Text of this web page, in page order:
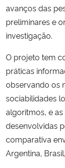
Planalto
avanços das
preliminares e
investigação.
O projeto tem
práticas
observando os
sociabilidades
algoritmos, e
desenvolvidas
comparativa
Argentina,